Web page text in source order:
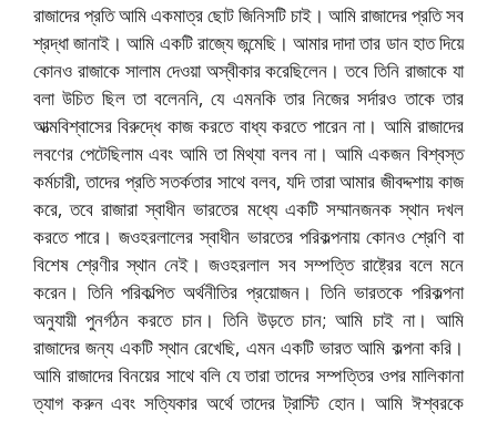
রাজাদের প্রতি আমি একমাত্র ছোট জিনিসটি চাই। আমি রাজাদের প্রতি সব
শ্রদ্ধা জানাই। আমি একটি রাজ্যে জন্মেছি। আমার দাদা তার ডান হাত দিয়ে
কোনও রাজাকে সালাম দেওয়া অস্বীকার করেছিলেন। তবে তিনি রাজাকে যা
বলা উচিত ছিল তা বলেননি, যে এমনকি তার নিজের সর্দারও তাকে তার
আত্মবিশ্বাসের বিরুদ্ধে কাজ করতে বাধ্য করতে পারেন না। আমি রাজাদের
লবণের পেটেছিলাম এবং আমি তা মিথ্যা বলব না। আমি একজন বিশ্বস্ত
কর্মচারী, তাদের প্রতি সতর্কতার সাথে বলব, যদি তারা আমার জীবদ্দশায় কাজ
করে, তবে রাজারা স্বাধীন ভারতের মধ্যে একটি সম্মানজনক স্থান দখল
করতে পারে। জওহরলালের স্বাধীন ভারতের পরিকল্পনায় কোনও শ্রেণি বা
বিশেষ শ্রেণীর স্থান নেই। জওহরলাল সব সম্পত্তি রাষ্ট্রের বলে মনে
করেন। তিনি পরিকল্পিত অর্থনীতির প্রয়োজন। তিনি ভারতকে পরিকল্পনা
অনুযায়ী পুনর্গঠন করতে চান। তিনি উড়তে চান; আমি চাই না। আমি
রাজাদের জন্য একটি স্থান রেখেছি, এমন একটি ভারত আমি কল্পনা করি।
আমি রাজাদের বিনয়ের সাথে বলি যে তারা তাদের সম্পত্তির ওপর মালিকানা
ত্যাগ করুন এবং সত্যিকার অর্থে তাদের ট্রাস্টি হোন। আমি ঈশ্বরকে